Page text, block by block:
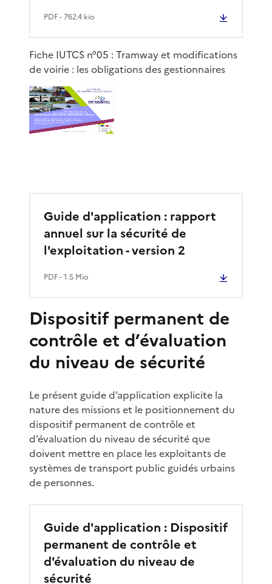
PDF- 762.4 kio
Fiche IUTCS n°05 : Tramway et modifications
de voirie : les obligations des gestionnaires
Guide d'application : rapport
annuel sur la sécurité de
l'exploitation - version 2
PDF- 1.5 Mio
Dispositif permanent de
contrôle et d’évaluation
du niveau de sécurité
Le présent guide d’application explicite la
nature des missions et le positionnement du
dispositif permanent de contrôle et
d’évaluation du niveau de sécurité que
doivent mettre en place les exploitants de
systèmes de transport public guidés urbains
de personnes.
Guide d'application : Dispositif
permanent de contrôle et
d'évaluation du niveau de
sécurité